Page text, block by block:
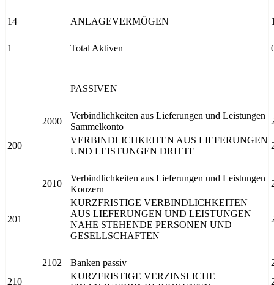
14 ANLAGEVERMÖGEN
1 Total Aktiven
PASSIVEN
2000
Verbindlichkeiten aus Lieferungen und Leistungen
Sammelkonto
200
VERBINDLICHKEITEN AUS LIEFERUNGEN
UND LEISTUNGEN DRITTE
2010
Verbindlichkeiten aus Lieferungen und Leistungen
Konzern
201
KURZFRISTIGE VERBINDLICHKEITEN
AUS LIEFERUNGEN UND LEISTUNGEN
NAHE STEHENDE PERSONEN UND
GESELLSCHAFTEN
2102 Banken passiv
210
KURZFRISTIGE VERZINSLICHE